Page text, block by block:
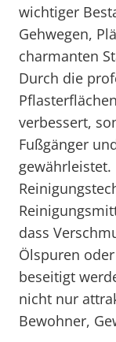
wichtiger
Gehwegen,
charmanten
Durch die
verbessert,
Fußgänger
dass
Ölspuren
beseitigt
nicht nur
Bewohner,